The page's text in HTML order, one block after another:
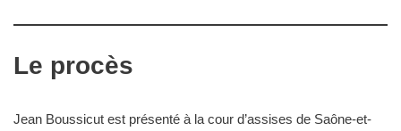
Le procès
Jean Boussicut est présenté à la cour d’assises de Saône-et-